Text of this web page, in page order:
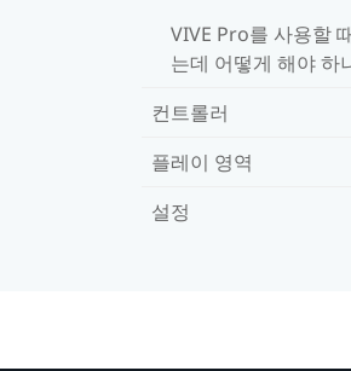
VIVE Pro를 사용할
는데 어떻게 해야 하
컨트롤러
플레이 영역
설정